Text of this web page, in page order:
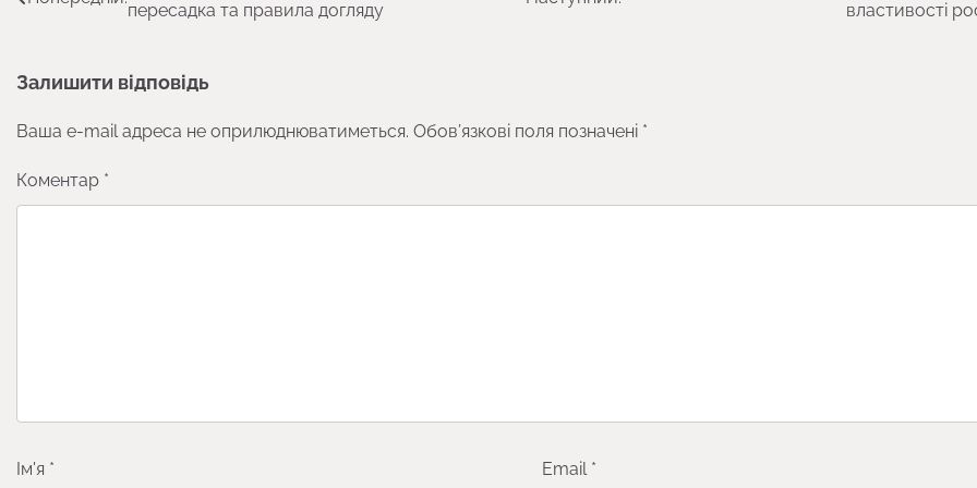
пересадка та правила догляду
властивості
Залишити відповідь
Ваша e-mail адреса не оприлюднюватиметься. Обов’язкові поля позначені *
Коментар *
Ім'я * Email *